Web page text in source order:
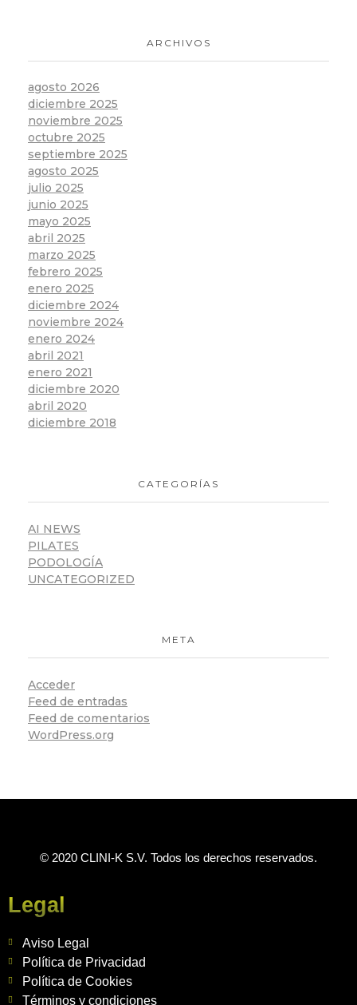
ARCHIVOS
agosto 2026
diciembre 2025
noviembre 2025
octubre 2025
septiembre 2025
agosto 2025
julio 2025
junio 2025
mayo 2025
abril 2025
marzo 2025
febrero 2025
enero 2025
diciembre 2024
noviembre 2024
enero 2024
abril 2021
enero 2021
diciembre 2020
abril 2020
diciembre 2018
CATEGORÍAS
AI NEWS
PILATES
PODOLOGÍA
UNCATEGORIZED
META
Acceder
Feed de entradas
Feed de comentarios
WordPress.org
© 2020 CLINI-K S.V. Todos los derechos reservados.
Legal
Aviso Legal
Política de Privacidad
Política de Cookies
Términos y condiciones